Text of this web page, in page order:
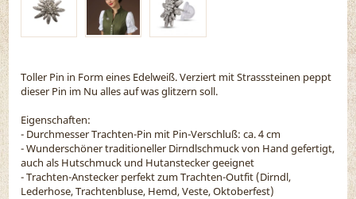
Toller Pin in Form eines Edelweiß. Verziert mit Strasssteinen peppt
dieser Pin im Nu alles auf was glitzern soll.
Eigenschaften:
- Durchmesser Trachten-Pin mit Pin-Verschluß: ca. 4 cm
- Wunderschöner traditioneller Dirndlschmuck von Hand gefertigt,
auch als Hutschmuck und Hutanstecker geeignet
- Trachten-Anstecker perfekt zum Trachten-Outfit (Dirndl,
Lederhose, Trachtenbluse, Hemd, Veste, Oktoberfest)